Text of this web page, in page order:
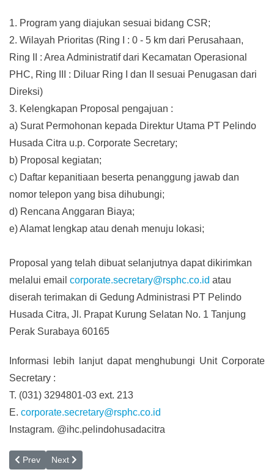
1. Program yang diajukan sesuai bidang CSR;
2. Wilayah Prioritas (Ring I : 0 - 5 km dari Perusahaan,
Ring II : Area Administratif dari Kecamatan Operasional
PHC, Ring III : Diluar Ring I dan II sesuai Penugasan dari
Direksi)
3. Kelengkapan Proposal pengajuan :
a) Surat Permohonan kepada Direktur Utama PT Pelindo
Husada Citra u.p. Corporate Secretary;
b) Proposal kegiatan;
c) Daftar kepanitiaan beserta penanggung jawab dan
nomor telepon yang bisa dihubungi;
d) Rencana Anggaran Biaya;
e) Alamat lengkap atau denah menuju lokasi;
Proposal yang telah dibuat selanjutnya dapat dikirimkan
melalui email corporate.secretary@rsphc.co.id atau
diserah terimakan di Gedung Administrasi PT Pelindo
Husada Citra, Jl. Prapat Kurung Selatan No. 1 Tanjung
Perak Surabaya 60165
Informasi lebih lanjut dapat menghubungi Unit Corporate
Secretary :
T. (031) 3294801-03 ext. 213
E. corporate.secretary@rsphc.co.id
Instagram. @ihc.pelindohusadacitra
Previous article: Piagam Internal Audit
Prev Next article: Dewan Komisaris PT PHC
Next